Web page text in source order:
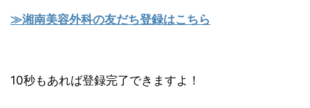
≫湘南美容外科の友だち登録はこちら
10秒もあれば登録完了できますよ！